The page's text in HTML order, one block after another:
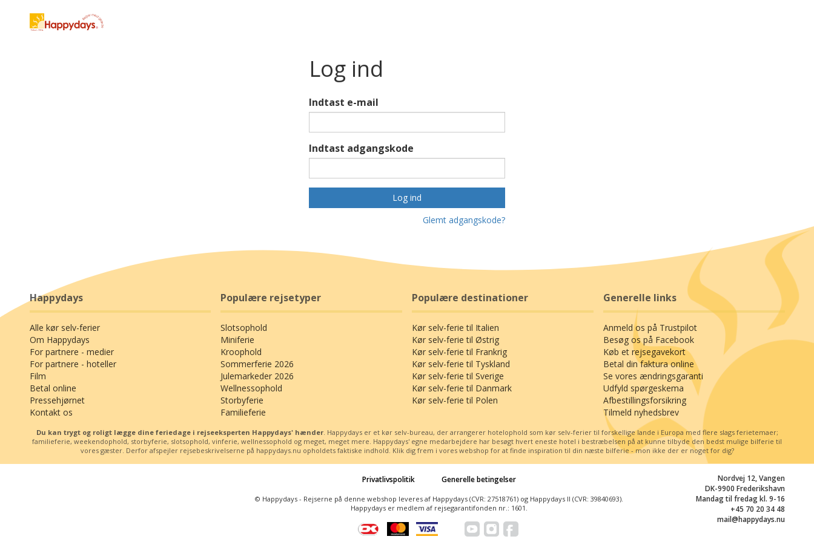
Log ind
Indtast e-mail
Indtast adgangskode
Log ind
Glemt adgangskode?
Happydays
Alle kør selv-ferier
Om Happydays
For partnere - medier
For partnere - hoteller
Film
Betal online
Pressehjørnet
Kontakt os
Populære rejsetyper
Slotsophold
Miniferie
Kroophold
Sommerferie 2026
Julemarkeder 2026
Wellnessophold
Storbyferie
Familieferie
Populære destinationer
Kør selv-ferie til Italien
Kør selv-ferie til Østrig
Kør selv-ferie til Frankrig
Kør selv-ferie til Tyskland
Kør selv-ferie til Sverige
Kør selv-ferie til Danmark
Kør selv-ferie til Polen
Generelle links
Anmeld os på Trustpilot
Besøg os på Facebook
Køb et rejsegavekort
Betal din faktura online
Se vores ændringsgaranti
Udfyld spørgeskema
Afbestillingsforsikring
Tilmeld nyhedsbrev
Du kan trygt og roligt lægge dine feriedage i rejseeksperten Happydays' hænder. Happydays er et kør selv-bureau, der arrangerer hotelophold som kør selv-ferier til forskellige lande i Europa med flere slags ferietemaer;
familieferie, weekendophold, storbyferie, slotsophold, vinferie, wellnessophold og meget, meget mere. Happydays' egne medarbejdere har besøgt hvert eneste hotel i bestræbelsen på at kunne tilbyde den bedst mulige bilferie til
vores gæster. Derfor afspejler rejsebeskrivelserne på happydays.nu opholdets faktiske indhold. Klik dig frem i vores webshop for at finde inspiration til din næste bilferie - mon ikke der er noget for dig?
Nordvej 12, Vangen
DK-9900 Frederikshavn
Mandag til fredag kl. 9-16
+45 70 20 34 48
mail@happydays.nu
Privatlivspolitik Generelle betingelser
© Happydays - Rejserne på denne webshop leveres af Happydays (CVR: 27518761) og Happydays II (CVR: 39840693).
Happydays er medlem af rejsegarantifonden nr.: 1601.